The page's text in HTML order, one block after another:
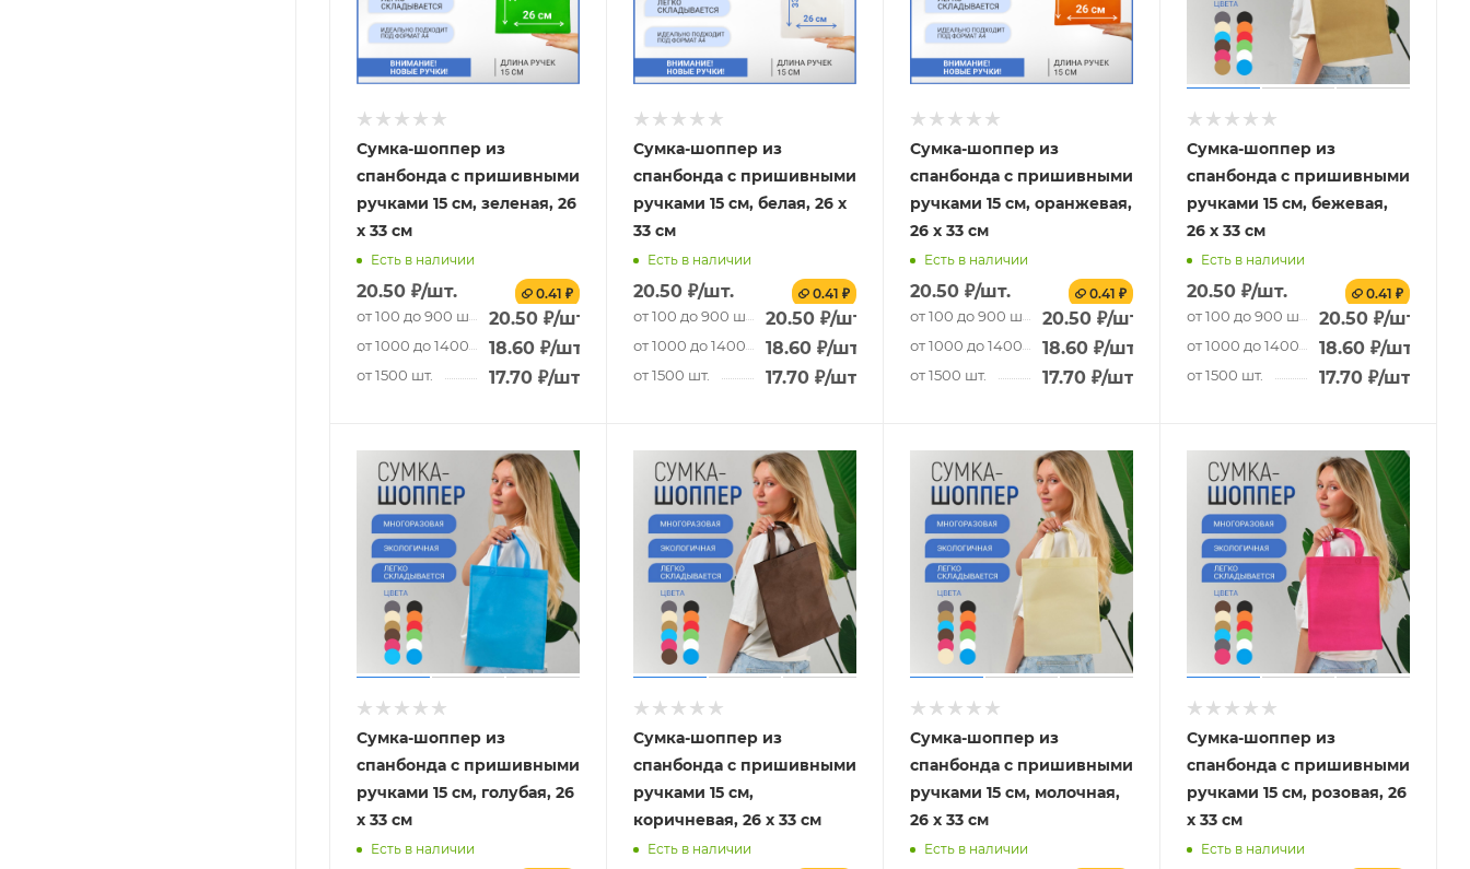
Сумка-шоппер из
спанбонда с пришивными
ручками 15 см, зеленая, 26
х 33 см
Есть в наличии
20.50 ₽/шт. 0.41 ₽
от 100 до 900 шт. 20.50 ₽/шт.
от 1000 до 1400 шт.18.60 ₽/шт.
от 1500 шт. 17.70 ₽/шт.
Сумка-шоппер из
спанбонда с пришивными
ручками 15 см, белая, 26 х
33 см
Есть в наличии
20.50 ₽/шт. 0.41 ₽
от 100 до 900 шт. 20.50 ₽/шт.
от 1000 до 1400 шт.18.60 ₽/шт.
от 1500 шт. 17.70 ₽/шт.
Сумка-шоппер из
спанбонда с пришивными
ручками 15 см, оранжевая,
26 х 33 см
Есть в наличии
20.50 ₽/шт. 0.41 ₽
от 100 до 900 шт. 20.50 ₽/шт.
от 1000 до 1400 шт.18.60 ₽/шт.
от 1500 шт. 17.70 ₽/шт.
Сумка-шоппер из
спанбонда с пришивными
ручками 15 см, бежевая,
26 х 33 см
Есть в наличии
20.50 ₽/шт. 0.41 ₽
от 100 до 900 шт. 20.50 ₽/шт.
от 1000 до 1400 шт.18.60 ₽/шт.
от 1500 шт. 17.70 ₽/шт.
Сумка-шоппер из
спанбонда с пришивными
ручками 15 см, голубая, 26
х 33 см
Есть в наличии
Сумка-шоппер из
спанбонда с пришивными
ручками 15 см,
коричневая, 26 х 33 см
Есть в наличии
Сумка-шоппер из
спанбонда с пришивными
ручками 15 см, молочная,
26 х 33 см
Есть в наличии
Сумка-шоппер из
спанбонда с пришивными
ручками 15 см, розовая, 26
х 33 см
Есть в наличии